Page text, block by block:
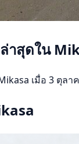
าสุดใน
เมื่อ 3 ตุล